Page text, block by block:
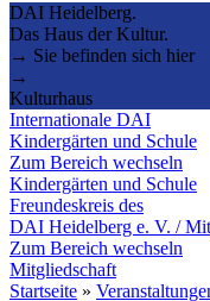
DAI Heidelberg.
Das Haus der Kultur.
→ Sie befinden sich hier
→
Kulturhaus
Internationale DAI
Kindergärten und Schule
Zum Bereich wechseln
Kindergärten und Schule
Freundeskreis des
DAI Heidelberg e. V. /
Zum Bereich wechseln
Mitgliedschaft
Startseite »